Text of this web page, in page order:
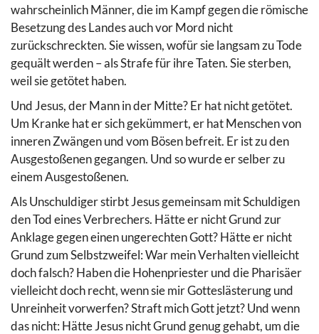
wahrscheinlich Männer, die im Kampf gegen die römische
Besetzung des Landes auch vor Mord nicht
zurückschreckten. Sie wissen, wofür sie langsam zu Tode
gequält werden – als Strafe für ihre Taten. Sie sterben,
weil sie getötet haben.
Und Jesus, der Mann in der Mitte? Er hat nicht getötet.
Um Kranke hat er sich gekümmert, er hat Menschen von
inneren Zwängen und vom Bösen befreit. Er ist zu den
Ausgestoßenen gegangen. Und so wurde er selber zu
einem Ausgestoßenen.
Als Unschuldiger stirbt Jesus gemeinsam mit Schuldigen
den Tod eines Verbrechers. Hätte er nicht Grund zur
Anklage gegen einen ungerechten Gott? Hätte er nicht
Grund zum Selbstzweifel: War mein Verhalten vielleicht
doch falsch? Haben die Hohenpriester und die Pharisäer
vielleicht doch recht, wenn sie mir Gotteslästerung und
Unreinheit vorwerfen? Straft mich Gott jetzt? Und wenn
das nicht: Hätte Jesus nicht Grund genug gehabt, um die